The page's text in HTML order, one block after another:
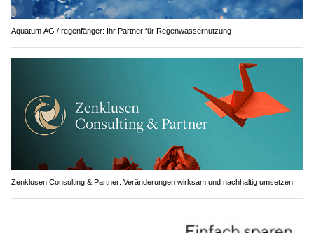
Aquatum AG / regenfänger: Ihr Partner für Regenwassernutzung
Zenklusen Consulting & Partner: Veränderungen wirksam und nachhaltig umsetzen